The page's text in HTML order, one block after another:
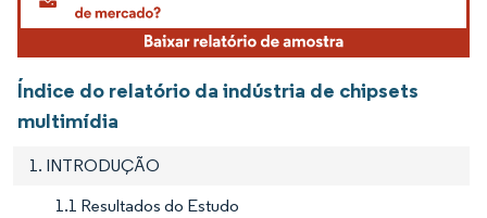
Índice do relatório da indústria de chipsets
multimídia
1. INTRODUÇÃO
1.1 Resultados do Estudo